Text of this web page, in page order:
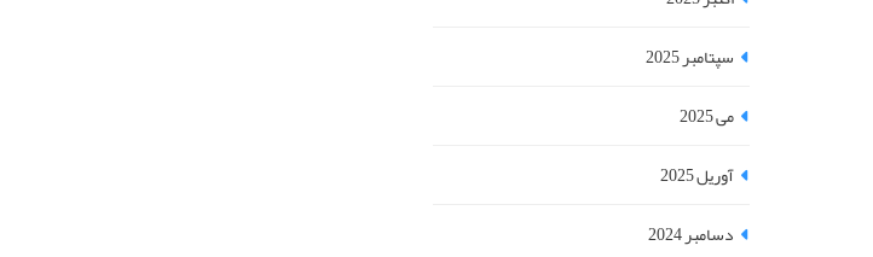
سپتامبر 2025
می 2025
آوریل 2025
دسامبر 2024